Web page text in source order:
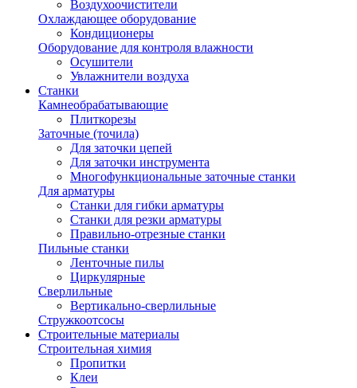
Воздухоочистители
Охлаждающее оборудование
Кондиционеры
Оборудование для контроля влажности
Осушители
Увлажнители воздуха
Станки
Камнеобрабатывающие
Плиткорезы
Заточные (точила)
Для заточки цепей
Для заточки инструмента
Многофункциональные заточные станки
Для арматуры
Станки для гибки арматуры
Станки для резки арматуры
Правильно-отрезные станки
Пильные станки
Ленточные пилы
Циркулярные
Сверлильные
Вертикально-сверлильные
Стружкоотсосы
Строительные материалы
Строительная химия
Пропитки
Клеи